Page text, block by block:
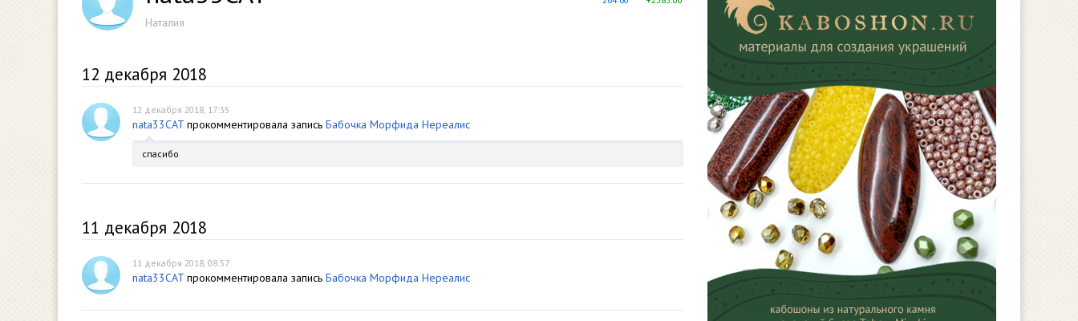
Наталия
12 декабря 2018
12 декабря 2018, 17:35
nata33CAT прокомментировала запись Бабочка Морфида Нереалис
спасибо
11 декабря 2018
11 декабря 2018, 08:57
nata33CAT прокомментировала запись Бабочка Морфида Нереалис